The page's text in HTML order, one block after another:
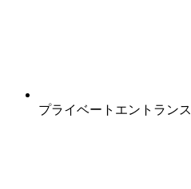
プライベートエントランス